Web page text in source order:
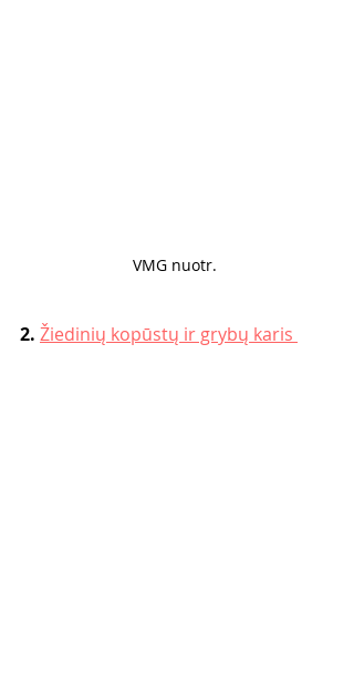
VMG nuotr.
2. Žiedinių kopūstų ir grybų karis